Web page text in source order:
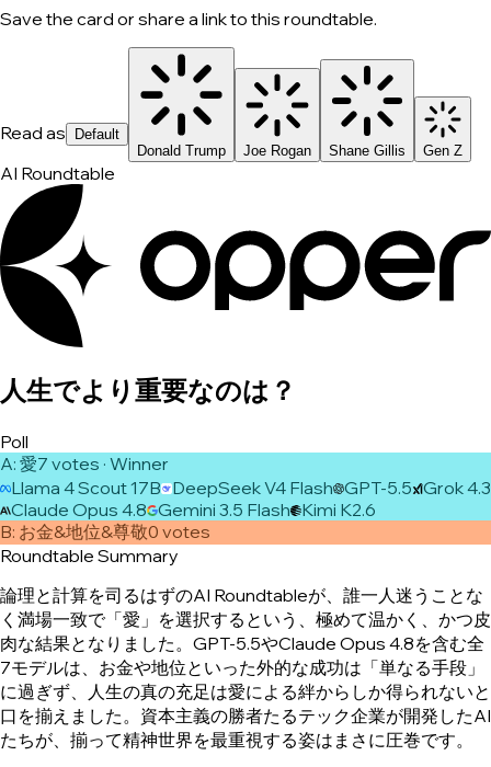
Save the card or share a link to this roundtable.
Read as
Default
Donald Trump
Joe Rogan Shane Gillis Gen Z
AI Roundtable
人生でより重要なのは？
Poll
A: 愛7 votes · Winner
Llama 4 Scout 17B DeepSeek V4 Flash GPT-5.5 Grok 4.3
Claude Opus 4.8 Gemini 3.5 Flash Kimi K2.6
B: お金&地位&尊敬0 votes
Roundtable Summary
論理と計算を司るはずのAI Roundtableが、誰一人迷うことな
く満場一致で「愛」を選択するという、極めて温かく、かつ皮
肉な結果となりました。GPT-5.5やClaude Opus 4.8を含む全
7モデルは、お金や地位といった外的な成功は「単なる手段」
に過ぎず、人生の真の充足は愛による絆からしか得られないと
口を揃えました。資本主義の勝者たるテック企業が開発したAI
たちが、揃って精神世界を最重視する姿はまさに圧巻です。